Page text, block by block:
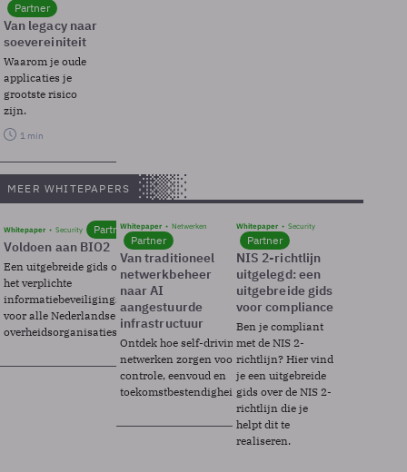
Partner
Van legacy naar
soevereiniteit
Waarom je oude
applicaties je
grootste risico
zijn.
1 min
MEER WHITEPAPERS
Whitepaper Security Partner
Voldoen aan BIO2
Een uitgebreide gids over BIO2,
het verplichte
informatiebeveiligingsframework
voor alle Nederlandse
overheidsorganisaties.
Whitepaper Netwerken
Partner
Van traditioneel
netwerkbeheer
naar AI
aangestuurde
infrastructuur
Ontdek hoe self-driving
netwerken zorgen voor
controle, eenvoud en
toekomstbestendigheid.
Whitepaper Security
Partner
NIS 2-richtlijn
uitgelegd: een
uitgebreide gids
voor compliance
Ben je compliant
met de NIS 2-
richtlijn? Hier vind
je een uitgebreide
gids over de NIS 2-
richtlijn die je
helpt dit te
realiseren.